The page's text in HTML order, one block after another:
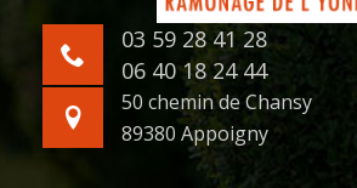
03 59 28 41 28
06 40 18 24 44
50 chemin de Chansy
89380 Appoigny